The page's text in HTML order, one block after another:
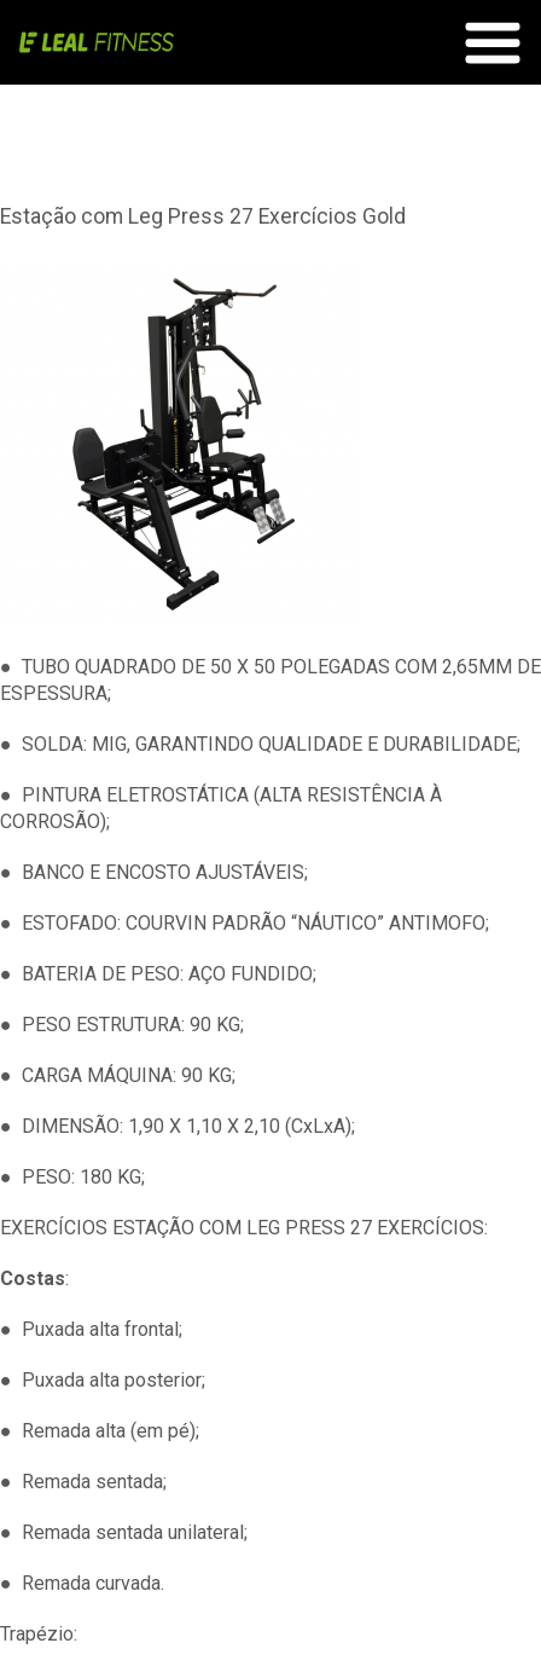
Ficha Técnica
Estação com Leg Press 27 Exercícios Gold
● TUBO QUADRADO DE 50 X 50 POLEGADAS COM 2,65MM DE
ESPESSURA;
● SOLDA: MIG, GARANTINDO QUALIDADE E DURABILIDADE;
● PINTURA ELETROSTÁTICA (ALTA RESISTÊNCIA À
CORROSÃO);
● BANCO E ENCOSTO AJUSTÁVEIS;
● ESTOFADO: COURVIN PADRÃO “NÁUTICO” ANTIMOFO;
● BATERIA DE PESO: AÇO FUNDIDO;
● PESO ESTRUTURA: 90 KG;
● CARGA MÁQUINA: 90 KG;
● DIMENSÃO: 1,90 X 1,10 X 2,10 (CxLxA);
● PESO: 180 KG;
EXERCÍCIOS ESTAÇÃO COM LEG PRESS 27 EXERCÍCIOS:
Costas:
● Puxada alta frontal;
● Puxada alta posterior;
● Remada alta (em pé);
● Remada sentada;
● Remada sentada unilateral;
● Remada curvada.
Trapézio: